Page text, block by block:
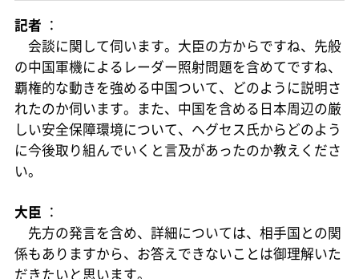
記者 ：
会談に関して伺います。大臣の方からですね、先般
の中国軍機によるレーダー照射問題を含めてですね、
覇権的な動きを強める中国ついて、どのように説明さ
れたのか伺います。また、中国を含める日本周辺の厳
しい安全保障環境について、ヘグセス氏からどのよう
に今後取り組んでいくと言及があったのか教えくださ
い。
大臣 ：
先方の発言を含め、詳細については、相手国との関
係もありますから、お答えできないことは御理解いた
だきたいと思います。